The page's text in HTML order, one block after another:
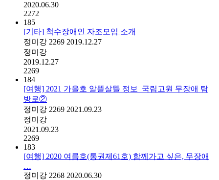
2020.06.30
2272
185
[기타] 척수장애인 자조모임 소개
정미강 2269 2019.12.27
정미강
2019.12.27
2269
184
[여행] 2021 가을호 알뜰살뜰 정보_국립고원 무장애 탐
방로②
정미강 2269 2021.09.23
정미강
2021.09.23
2269
183
[여행] 2020 여름호(통권제61호) 함께가고 싶은, 무장애
…
정미강 2268 2020.06.30